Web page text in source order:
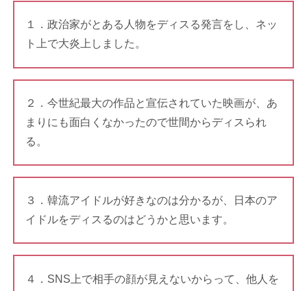
１．政治家がとある人物をディスる発言をし、ネッ
ト上で大炎上しました。
２．今世紀最大の作品と宣伝されていた映画が、あ
まりにも面白くなかったので世間からディスられ
る。
３．韓流アイドルが好きなのは分かるが、日本のア
イドルをディスるのはどうかと思います。
４．SNS上で相手の顔が見えないからって、他人を